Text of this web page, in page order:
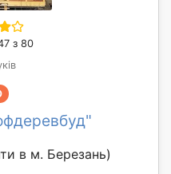
з 80
в м. Березань)